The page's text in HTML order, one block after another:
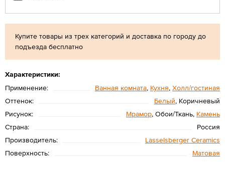
Купите товары из трех категорий и доставка по городу до
подъезда бесплатно
Характеристики:
Применение:
Ванная комната, Кухня, Холл/гостиная
Оттенок:
Белый, Коричневый
Рисунок:
Мрамор, Обои/Ткань, Камень
Страна:
Россия
Производитель:
Lasselsberger Ceramics
Поверхность:
Матовая